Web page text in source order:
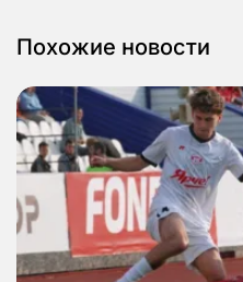
Похожие новости